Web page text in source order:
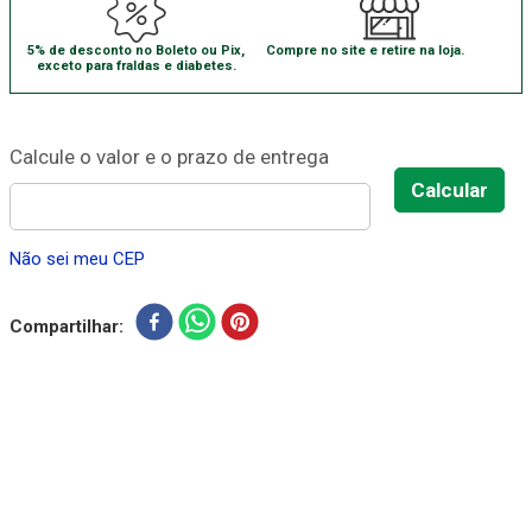
5% de desconto no Boleto ou Pix,
exceto para fraldas e diabetes.
Compre no site e retire na loja.
Não sei meu CEP
Compartilhar